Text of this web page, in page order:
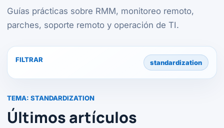
Guías prácticas sobre RMM, monitoreo remoto,
parches, soporte remoto y operación de TI.
FILTRAR standardization
TEMA: STANDARDIZATION
Últimos artículos